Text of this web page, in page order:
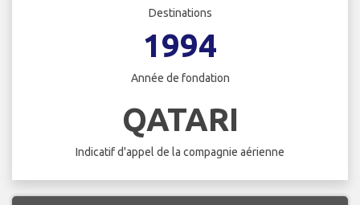
Destinations
1994
Année de fondation
QATARI
Indicatif d'appel de la compagnie aérienne